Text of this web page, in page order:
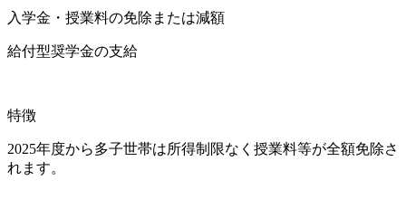
入学金・授業料の免除または減額
給付型奨学金の支給
特徴
2025年度から多子世帯は所得制限なく授業料等が全額免除さ
れます。